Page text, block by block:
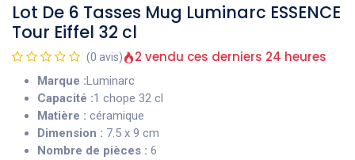
Lot De 6 Tasses Mug Luminarc ESSENCE
Tour Eiffel 32 cl
(0 avis) 2 vendu ces derniers 24 heures
Marque :Luminarc
Capacité :1 chope 32 cl
Matière : céramique
Dimension : 7.5 x 9 cm
Nombre de pièces : 6